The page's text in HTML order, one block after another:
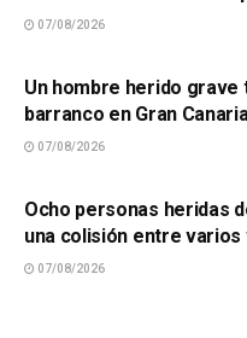
07/08/2026
Un hombre herido grave
barranco en Gran
07/08/2026
Ocho personas heridas
una colisión entre varios
07/08/2026